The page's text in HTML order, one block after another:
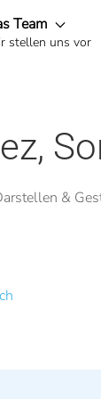
Team
stellen uns vor
&